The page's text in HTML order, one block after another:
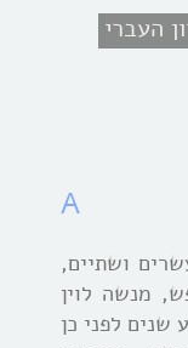
העברי
A
עשרים ושתיים,
מנשה לוין
שנים לפני כן